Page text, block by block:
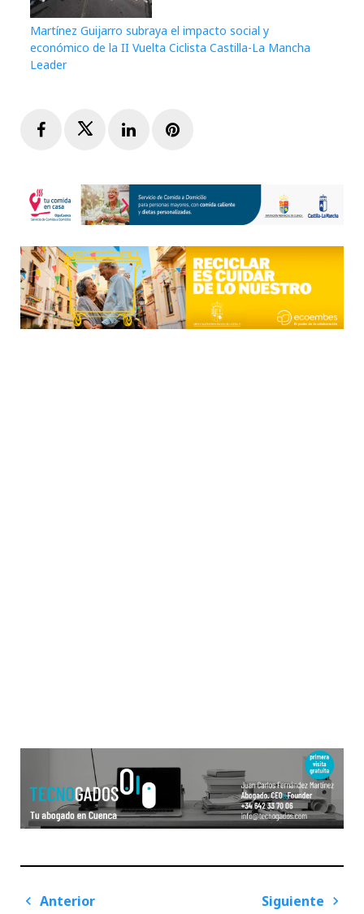
Martínez Guijarro subraya el impacto social y
económico de la II Vuelta Ciclista Castilla-La Mancha
Leader
FacebookTwitterLinkedInPinterest
Navegación
Anterior
Siguiente